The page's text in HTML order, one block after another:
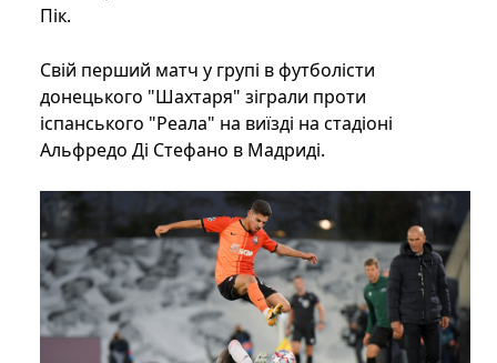
Пік.
Свій перший матч у групі в футболісти
донецького "Шахтаря" зіграли проти
іспанського "Реала" на виїзді на стадіоні
Альфредо Ді Стефано в Мадриді.